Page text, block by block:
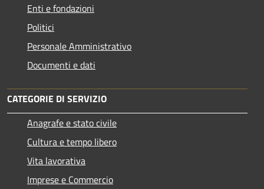
Enti e fondazioni
Politici
Personale Amministrativo
Documenti e dati
CATEGORIE DI SERVIZIO
Anagrafe e stato civile
Cultura e tempo libero
Vita lavorativa
Imprese e Commercio